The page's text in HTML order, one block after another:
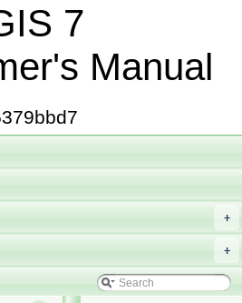
7
Manual
+
+